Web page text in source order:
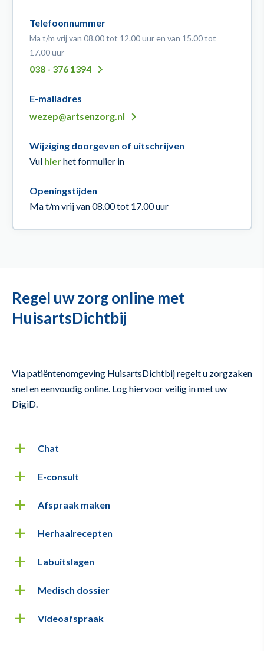
Telefoonnummer
Ma t/m vrij van 08.00 tot 12.00 uur en van 15.00 tot
17.00 uur
038 - 376 1394
E-mailadres
wezep@artsenzorg.nl
Wijziging doorgeven of uitschrijven
Vul hierhet formulier in
Openingstijden
Ma t/m vrij van 08.00 tot 17.00 uur
Regel uw zorg online met
HuisartsDichtbij
Via patiëntenomgeving HuisartsDichtbij regelt u zorgzaken
snel en eenvoudig online. Log hiervoor veilig in met uw
DigiD.
Chat
E-consult
Afspraak maken
Herhaalrecepten
Labuitslagen
Medisch dossier
Videoafspraak